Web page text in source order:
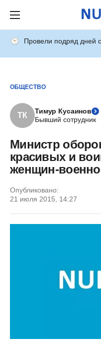
Провели подряд дней
ОБЩЕСТВО
ТК
Тимур Кусаинов
Бывший сотрудник
Министр
красивых и
женщин-
Опубликовано:
21 июля 2015, 14:27